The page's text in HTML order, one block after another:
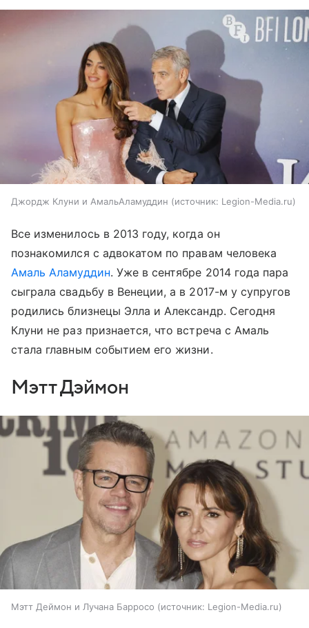
Джордж Клуни и АмальАламуддин источник: Legion-Media.ru
Все изменилось в 2013 году, когда он
познакомился с адвокатом по правам человека
Амаль Аламуддин. Уже в сентябре 2014 года пара
сыграла свадьбу в Венеции, а в 2017-м у супругов
родились близнецы Элла и Александр. Сегодня
Клуни не раз признается, что встреча с Амаль
стала главным событием его жизни.
Мэтт Дэймон
Мэтт Деймон и Лучана Барросо источник: Legion-Media.ru